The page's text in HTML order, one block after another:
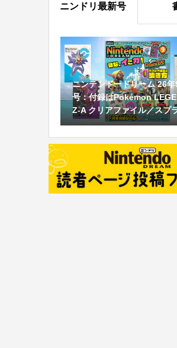
ニンドリ最新号
ニンテンドードリーム 26年
号：付録はPokémon
Z-A クリアファイル／スプ